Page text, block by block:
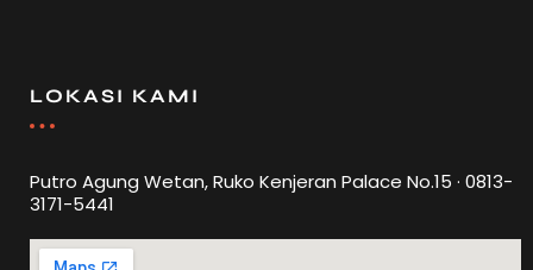
LOKASI KAMI
Putro Agung Wetan, Ruko Kenjeran Palace No.15 · 0813-
3171-5441